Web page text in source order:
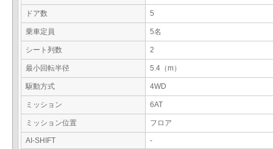
ドア数 5
乗車定員 5名
シート列数 2
最小回転半径 5.4（m）
駆動方式 4WD
ミッション 6AT
ミッション位置 フロア
AI-SHIFT
-